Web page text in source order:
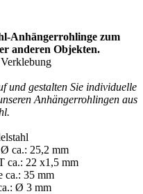
Anhängerrohlinge zum
anderen Objekten.
und gestalten Sie individuelle
Anhängerrohlingen aus
ca.: 25,2 mm
ca.: 22 x1,5 mm
ca.: 35 mm
Ø 3 mm